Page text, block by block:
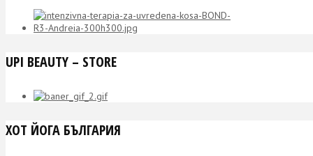
UPI BEAUTY – STORE
ХОТ ЙОГА БЪЛГАРИЯ